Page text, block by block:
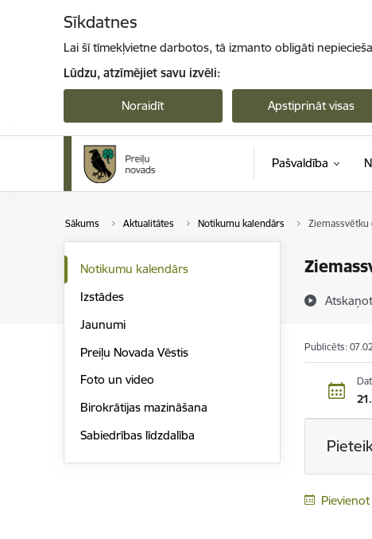
Sīkdatnes
Lai šī tīmekļvietne darbotos, tā izmanto obligāti
Lūdzu, atzīmējiet savu izvēli:
Noraidīt Apstiprināt visas
Pašvaldība
Sākums Aktualitātes Notikumu kalendārs Ziemassvētku
Notikumu kalendārs
Izstādes
Jaunumi
Preiļu Novada Vēstis
Foto un video
Birokrātijas mazināšana
Sabiedrības līdzdalība
Publicēts: